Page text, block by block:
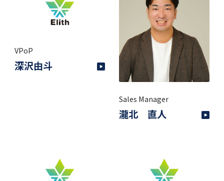
VPoP
深沢由斗
Sales Manager
瀧北 直人